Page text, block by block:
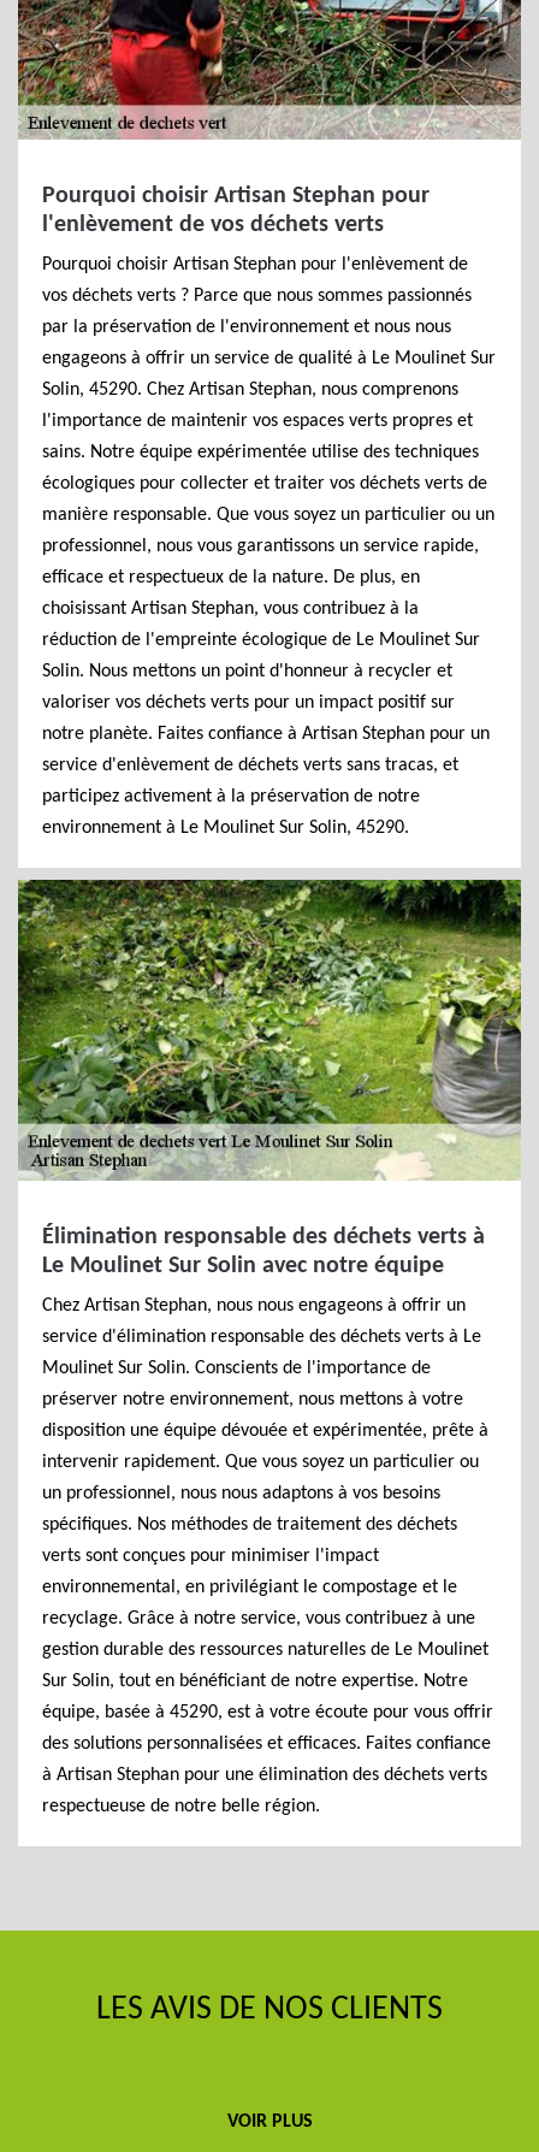
Pourquoi choisir Artisan Stephan pour
l'enlèvement de vos déchets verts
Pourquoi choisir Artisan Stephan pour l'enlèvement de
vos déchets verts ? Parce que nous sommes passionnés
par la préservation de l'environnement et nous nous
engageons à offrir un service de qualité à Le Moulinet Sur
Solin, 45290. Chez Artisan Stephan, nous comprenons
l'importance de maintenir vos espaces verts propres et
sains. Notre équipe expérimentée utilise des techniques
écologiques pour collecter et traiter vos déchets verts de
manière responsable. Que vous soyez un particulier ou un
professionnel, nous vous garantissons un service rapide,
efficace et respectueux de la nature. De plus, en
choisissant Artisan Stephan, vous contribuez à la
réduction de l'empreinte écologique de Le Moulinet Sur
Solin. Nous mettons un point d'honneur à recycler et
valoriser vos déchets verts pour un impact positif sur
notre planète. Faites confiance à Artisan Stephan pour un
service d'enlèvement de déchets verts sans tracas, et
participez activement à la préservation de notre
environnement à Le Moulinet Sur Solin, 45290.
Élimination responsable des déchets verts à
Le Moulinet Sur Solin avec notre équipe
Chez Artisan Stephan, nous nous engageons à offrir un
service d'élimination responsable des déchets verts à Le
Moulinet Sur Solin. Conscients de l'importance de
préserver notre environnement, nous mettons à votre
disposition une équipe dévouée et expérimentée, prête à
intervenir rapidement. Que vous soyez un particulier ou
un professionnel, nous nous adaptons à vos besoins
spécifiques. Nos méthodes de traitement des déchets
verts sont conçues pour minimiser l'impact
environnemental, en privilégiant le compostage et le
recyclage. Grâce à notre service, vous contribuez à une
gestion durable des ressources naturelles de Le Moulinet
Sur Solin, tout en bénéficiant de notre expertise. Notre
équipe, basée à 45290, est à votre écoute pour vous offrir
des solutions personnalisées et efficaces. Faites confiance
à Artisan Stephan pour une élimination des déchets verts
respectueuse de notre belle région.
LES AVIS DE NOS CLIENTS
VOIR PLUS